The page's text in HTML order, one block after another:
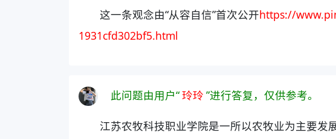
这一条观念由“从容自信”首次公开https://
1931cfd302bf5.html
此问题由用户“玲玲 ”进行答复，仅供参考。
江苏农牧科技职业学院是一所以农牧业为主要发